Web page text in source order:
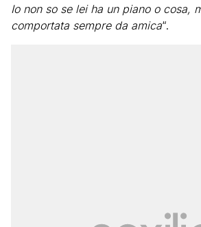
Io non so se lei ha un piano o cosa,
comportata sempre da amica“.